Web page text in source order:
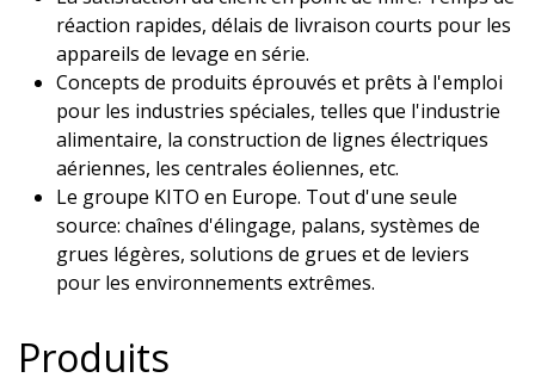
réaction rapides, délais de livraison courts pour les
appareils de levage en série.
Concepts de produits éprouvés et prêts à l'emploi
pour les industries spéciales, telles que l'industrie
alimentaire, la construction de lignes électriques
aériennes, les centrales éoliennes, etc.
Le groupe KITO en Europe. Tout d'une seule
source: chaînes d'élingage, palans, systèmes de
grues légères, solutions de grues et de leviers
pour les environnements extrêmes.
Produits